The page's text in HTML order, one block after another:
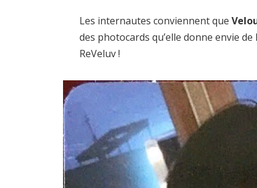
Les internautes conviennent que
des photocards qu’elle donne envie
ReVeluv !